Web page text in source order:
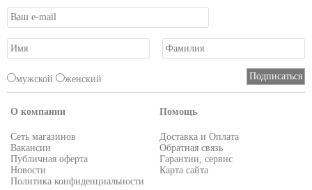
мужской женский
О компании
Сеть магазинов
Вакансии
Публичная оферта
Новости
Политика конфиденциальности
Помощь
Доставка и Оплата
Обратная связь
Гарантии, сервис
Карта сайта